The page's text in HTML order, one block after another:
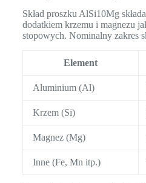
Skład proszku AlSi10Mg
dodatkiem krzemu i magnezu
stopowych. Nominalny zakres
Element
Aluminium (Al)
Krzem (Si)
Magnez (Mg)
Inne (Fe, Mn itp.)